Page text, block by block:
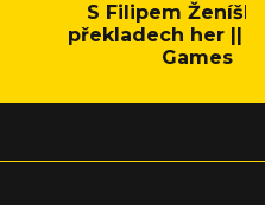
S Filipem
překladech her ||
Games